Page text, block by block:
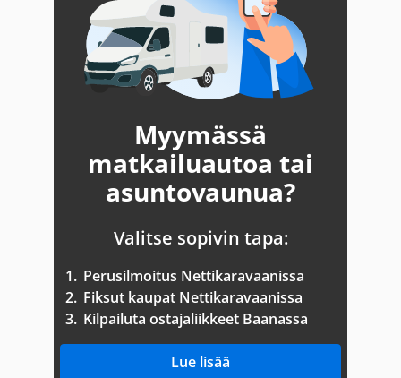
Myymässä
matkailuautoa tai
asuntovaunua?
Valitse sopivin tapa:
1. Perusilmoitus Nettikaravaanissa
2. Fiksut kaupat Nettikaravaanissa
3. Kilpailuta ostajaliikkeet Baanassa
Lue lisää